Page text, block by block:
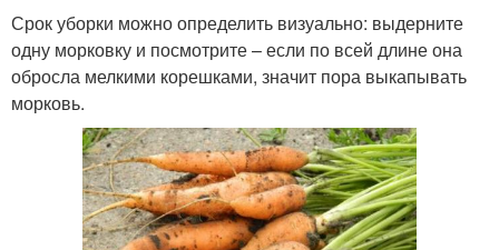
Срок уборки можно определить визуально: выдерните
одну морковку и посмотрите – если по всей длине она
обросла мелкими корешками, значит пора выкапывать
морковь.